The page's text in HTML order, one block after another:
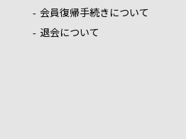
会員復帰手続きについて
退会について